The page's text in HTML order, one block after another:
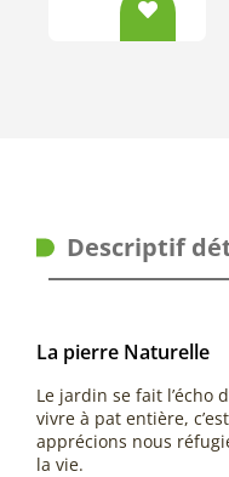
Descriptif
La pierre Naturelle
Le jardin se fait l’écho
vivre à pat entière,
apprécions nous
la vie.